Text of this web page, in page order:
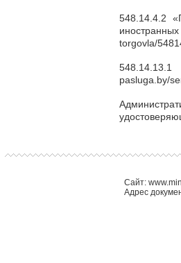
548.14.4.2
torgovla/
pasluga.by/
Сайт:
Адрес